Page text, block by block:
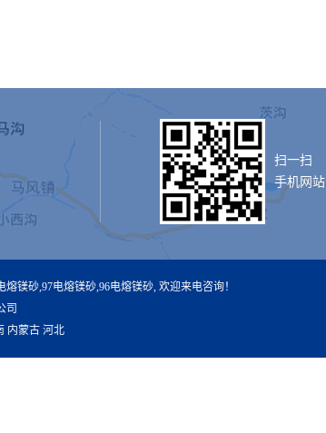
扫一扫
手机网站
熔镁砂,97电熔镁砂,96电熔镁砂, 欢迎来电咨询！
司
内蒙古 河北